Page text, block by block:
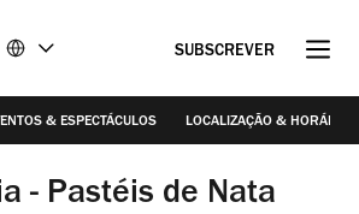
SUBSCREVER
& ESPECTÁCULOS LOCALIZAÇÃO & HORÁRIO
- Pastéis de Nata